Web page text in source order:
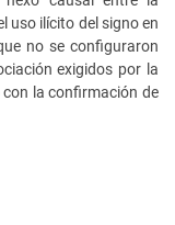
uso ilícito del signo en
no se configuraron
exigidos por la
la confirmación de